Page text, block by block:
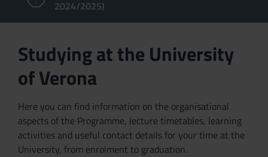
2024/2025)
Studying at the University
of Verona
Here you can find information on the organisational
aspects of the Programme, lecture timetables, learning
activities and useful contact details for your time at the
University, from enrolment to graduation.